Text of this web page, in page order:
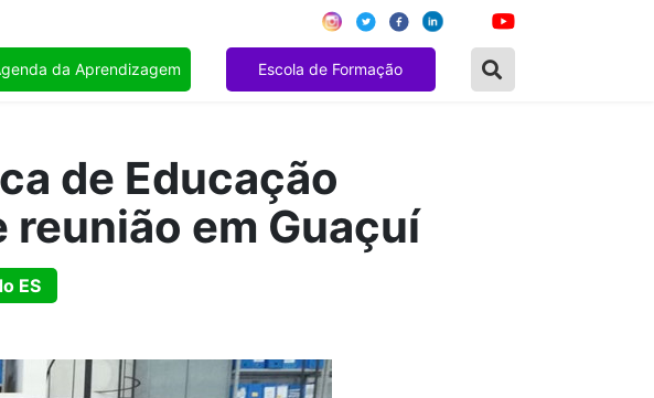
da Aprendizagem Escola de Formação
de Educação
reunião em Guaçuí
ES